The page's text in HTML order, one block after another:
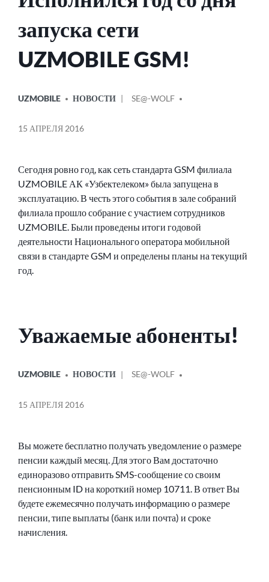
запуска сети
UZMOBILE GSM!
В
UZMOBILE НОВОСТИ
ОТ
SE@-WOLF
15 АПРЕЛЯ 2016
Сегодня ровно год, как сеть стандарта GSM филиала
UZMOBILE АК «Узбектелеком» была запущена в
эксплуатацию. В честь этого события в зале собраний
филиала прошло собрание с участием сотрудников
UZMOBILE. Были проведены итоги годовой
деятельности Национального оператора мобильной
связи в стандарте GSM и определены планы на текущий
год.
Уважаемые абоненты!
В
UZMOBILE НОВОСТИ
ОТ
SE@-WOLF
15 АПРЕЛЯ 2016
Вы можете бесплатно получать уведомление о размере
пенсии каждый месяц. Для этого Вам достаточно
единоразово отправить SMS-сообщение со своим
пенсионным ID на короткий номер 10711. В ответ Вы
будете ежемесячно получать информацию о размере
пенсии, типе выплаты (банк или почта) и сроке
начисления.